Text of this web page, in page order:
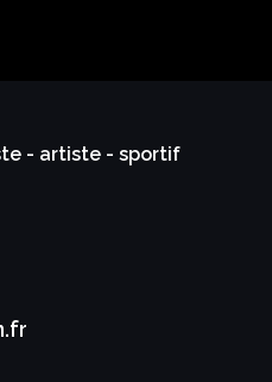
- artiste - sportif